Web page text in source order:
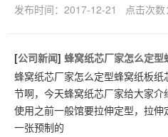
发布时间：2017-12-21 点击次数
[公司新闻] 蜂窝纸芯厂家怎么定型
蜂窝纸芯厂家怎么定型蜂窝纸板
节啊，今天蜂窝纸芯厂家给大家
使用之前一般馆要拉伸定型，拉
一张预制的